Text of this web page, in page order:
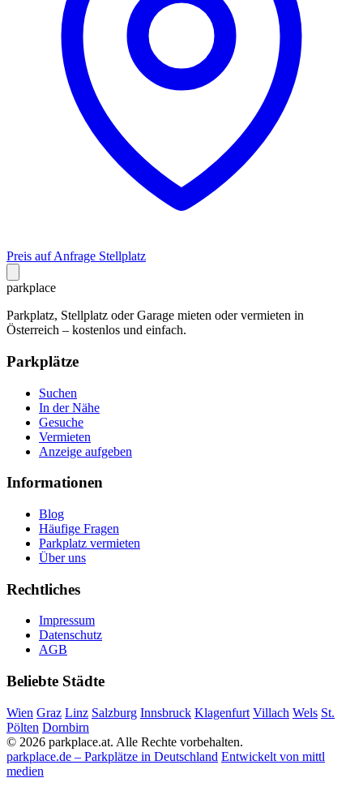
Preis auf Anfrage Stellplatz
parkplace
Parkplatz, Stellplatz oder Garage mieten oder vermieten in
Österreich – kostenlos und einfach.
Parkplätze
Suchen
In der Nähe
Gesuche
Vermieten
Anzeige aufgeben
Informationen
Blog
Häufige Fragen
Parkplatz vermieten
Über uns
Rechtliches
Impressum
Datenschutz
AGB
Beliebte Städte
Wien Graz Linz Salzburg Innsbruck Klagenfurt Villach Wels St.
Pölten Dornbirn
© 2026 parkplace.at. Alle Rechte vorbehalten.
parkplace.de – Parkplätze in Deutschland Entwickelt von mittl
medien